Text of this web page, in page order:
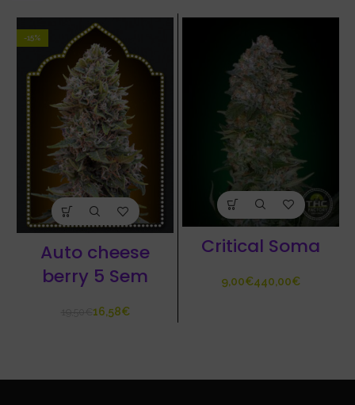
-15%
Auto cheese
berry 5 Sem
16,58€
Critical Soma
€ €